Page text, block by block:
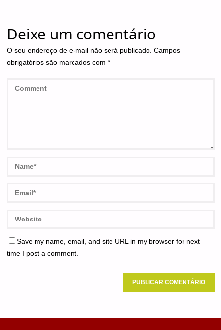
Deixe um comentário
O seu endereço de e-mail não será publicado. Campos
obrigatórios são marcados com *
Save my name, email, and site URL in my browser for next
time I post a comment.